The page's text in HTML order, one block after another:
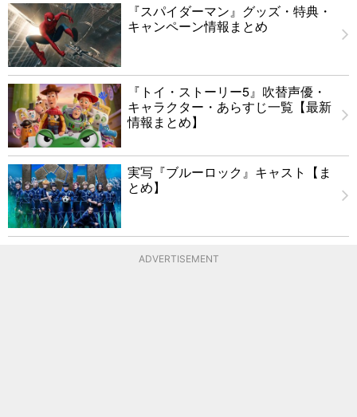
『スパイダーマン』グッズ・特典・
キャンペーン情報まとめ
『トイ・ストーリー5』吹替声優・
キャラクター・あらすじ一覧【最新
情報まとめ】
実写『ブルーロック』キャスト【ま
とめ】
ADVERTISEMENT